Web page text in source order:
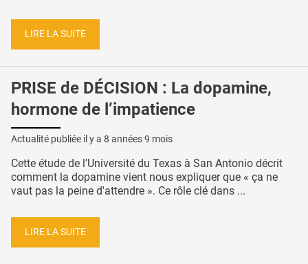
LIRE LA SUITE
PRISE de DÉCISION : La dopamine,
hormone de l’impatience
Actualité publiée il y a 8 années 9 mois
Cette étude de l’Université du Texas à San Antonio décrit
comment la dopamine vient nous expliquer que « ça ne
vaut pas la peine d'attendre ». Ce rôle clé dans ...
LIRE LA SUITE